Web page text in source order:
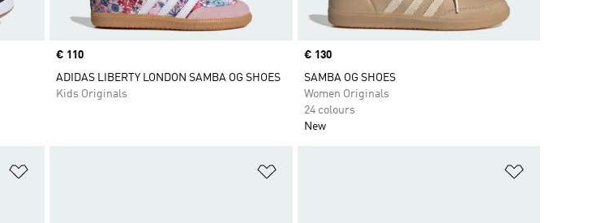
Price
€ 110
ADIDAS LIBERTY LONDON SAMBA OG SHOES
Kids Originals
Price
€ 130
SAMBA OG SHOES
Women Originals
24 colours
New